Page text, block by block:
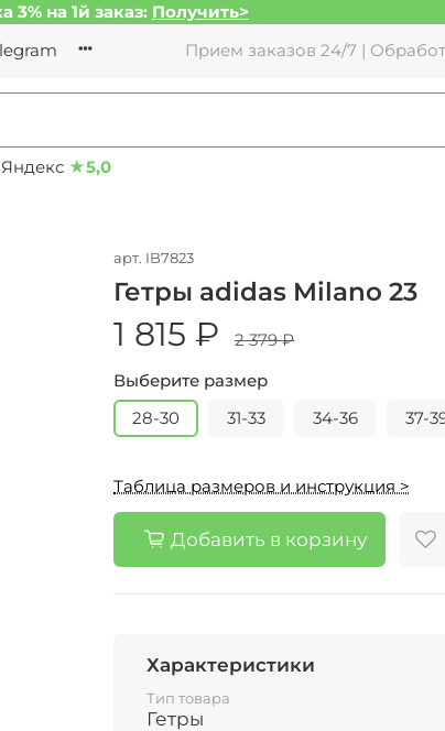
3% на 1й заказ: Получить>
Прием заказов 24/7 |
★5,0
арт. IB7823
Гетры adidas Milano 23
1 815 ₽
2 379 ₽
Выберите размер
28-30
31-33 34-36 37-
Таблица размеров и инструкция >
Добавить в корзину
Характеристики
Тип товара
Гетры